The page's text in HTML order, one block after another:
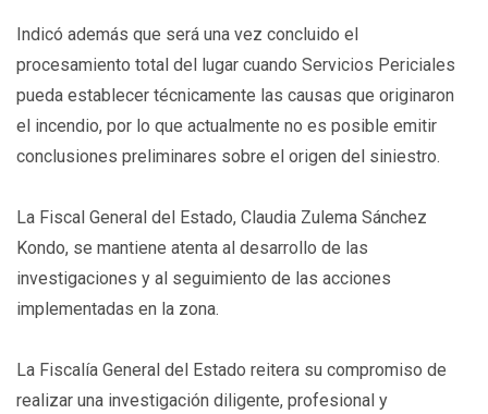
Indicó además que será una vez concluido el
procesamiento total del lugar cuando Servicios Periciales
pueda establecer técnicamente las causas que originaron
el incendio, por lo que actualmente no es posible emitir
conclusiones preliminares sobre el origen del siniestro.
La Fiscal General del Estado, Claudia Zulema Sánchez
Kondo, se mantiene atenta al desarrollo de las
investigaciones y al seguimiento de las acciones
implementadas en la zona.
La Fiscalía General del Estado reitera su compromiso de
realizar una investigación diligente, profesional y